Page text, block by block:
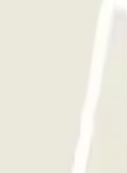
de tu reserva,